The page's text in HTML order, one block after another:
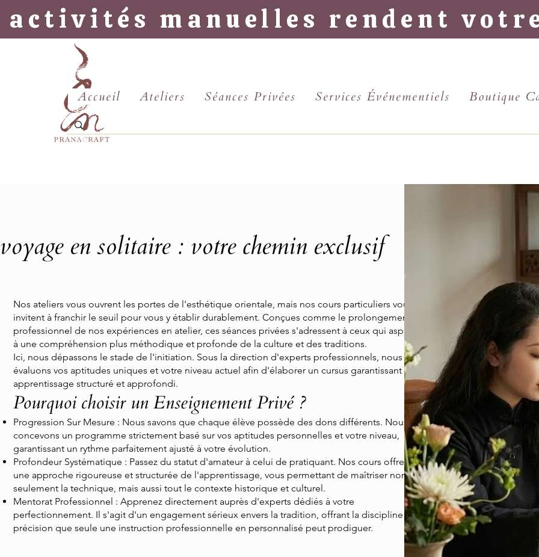
activités manuelles rendent
Accueil Ateliers Séances Privées Services Événementiels Boutique
en solitaire : votre chemin exclusif
Nos ateliers vous ouvrent les portes de l'esthétique orientale, mais nos cours particuliers vous
invitent à franchir le seuil pour vous y établir durablement. Conçues comme le prolongement
professionnel de nos expériences en atelier, ces séances privées s'adressent à ceux qui aspirent
à une compréhension plus méthodique et profonde de la culture et des traditions.
Ici, nous dépassons le stade de l'initiation. Sous la direction d'experts professionnels, nous
évaluons vos aptitudes uniques et votre niveau actuel afin d'élaborer un cursus garantissant un
apprentissage structuré et approfondi.
Pourquoi choisir un Enseignement Privé ?
Progression Sur Mesure : Nous savons que chaque élève possède des dons différents. Nous
concevons un programme strictement basé sur vos aptitudes personnelles et votre niveau,
garantissant un rythme parfaitement ajusté à votre évolution.
Profondeur Systématique : Passez du statut d'amateur à celui de pratiquant. Nos cours offrent
une approche rigoureuse et structurée de l'apprentissage, vous permettant de maîtriser non
seulement la technique, mais aussi tout le contexte historique et culturel.
Mentorat Professionnel : Apprenez directement auprès d'experts dédiés à votre
perfectionnement. Il s'agit d'un engagement sérieux envers la tradition, offrant la discipline et la
précision que seule une instruction professionnelle en personnalisé peut prodiguer.